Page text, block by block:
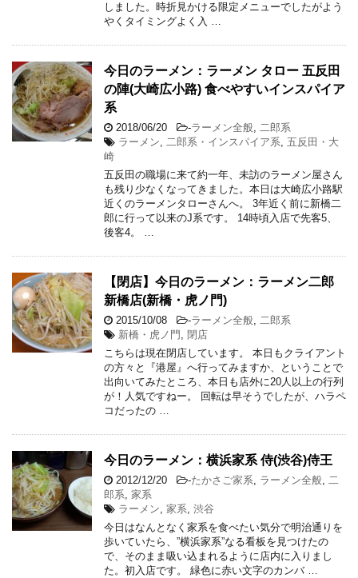
しました。時折見かける限定メニューでしたがよう
やくタイミングよく入 …
今日のラーメン：ラーメン タロー 五反田
の陣(大崎広小路) 食べやすいインスパイア
系
2018/06/20 -ラーメン全般, 二郎系
ラーメン, 二郎系・インスパイア系, 五反田・大
崎
五反田の職場に来て約一年、未訪のラーメン屋さん
も残り少なくなってきました。本日は大崎広小路駅
近くのラーメンタローさんへ。 3年近く前に新橋二
郎に行って以来のJ系です。 14時頃入店で先客5、
後客4。 …
【閉店】今日のラーメン：ラーメン二郎
新橋店(新橋・虎ノ門)
2015/10/08 -ラーメン全般, 二郎系
新橋・虎ノ門 , 閉店
こちらは現在閉店しています。 本日もクライアント
の方々と『港屋』へ行ってみますか、ということで
出向いてみたところ、本日も店外に20人以上の行列
が！人気ですねー。 回転は早そうでしたが、ハラペ
コだったの …
今日のラーメン：横浜家系 侍(渋谷)侍王
2012/12/20 -たかさご家系, ラーメン全般, 二
郎系, 家系
ラーメン, 家系, 渋谷
今日はなんとなく家系を食べたい気分で明治通りを
歩いていたら、”横浜家系”なる看板を見つけたの
で、そのまま吸い込まれるように店内に入りまし
た。初入店です。 緑色に赤い文字のカンバ …